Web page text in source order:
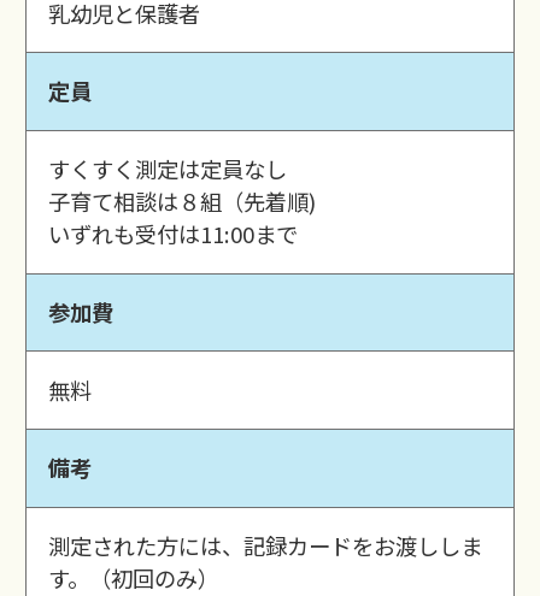
乳幼児と保護者
定員
すくすく測定は定員なし
子育て相談は８組（先着順)
いずれも受付は11:00まで
参加費
無料
備考
測定された方には、記録カードをお渡ししま
す。（初回のみ）